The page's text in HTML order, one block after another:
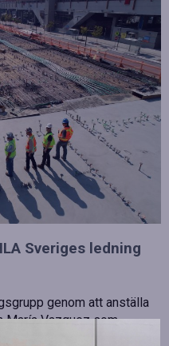
Sveriges ledning
genom att anställa
María Vazquez som
sina nya tjänster den 1